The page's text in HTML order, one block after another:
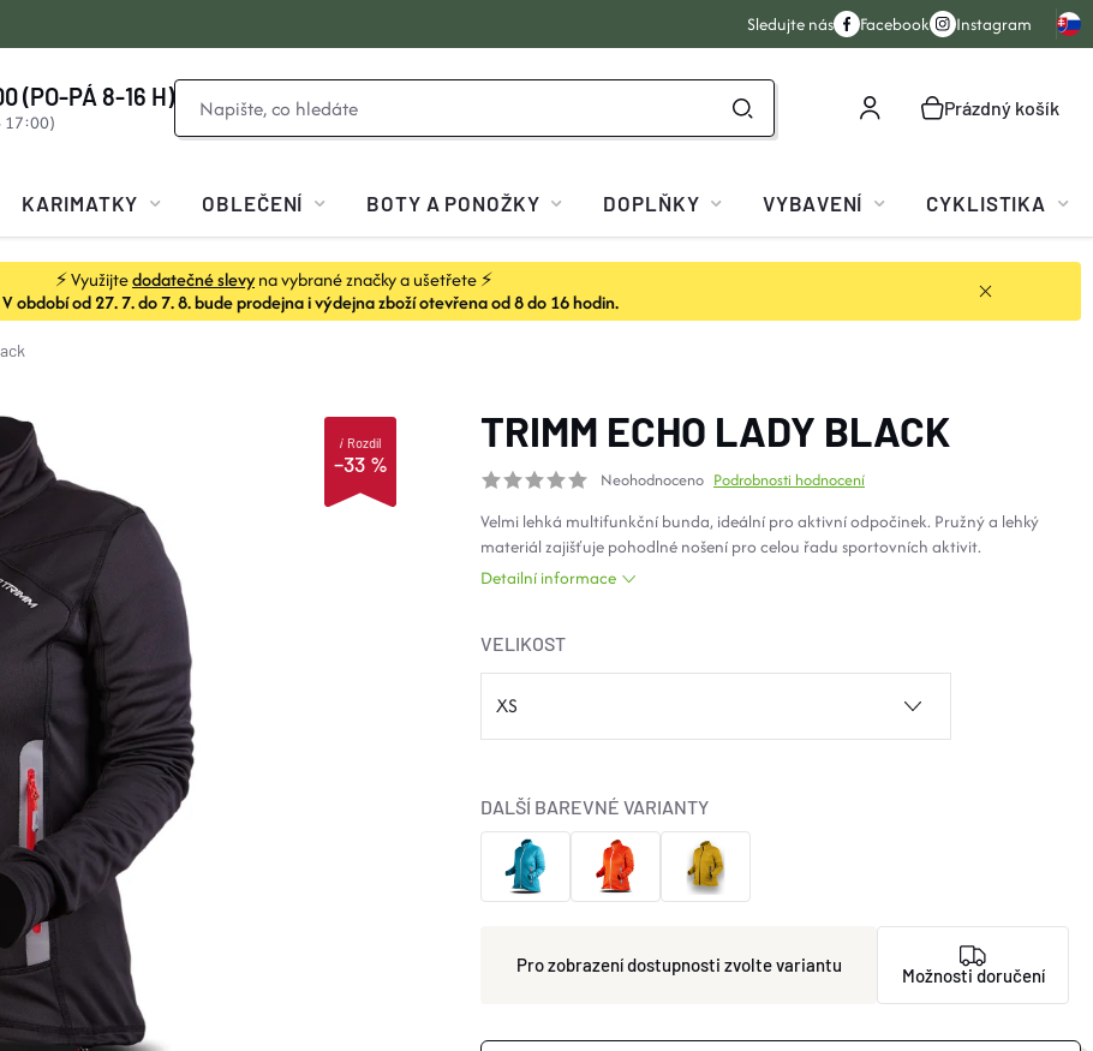
⚡ Využijtedodatečné slevyna vybrané značky a ušetřete ⚡
období od 27. 7. do 7. 8. bude prodejna i výdejna zboží otevřena od 8 do 16 hodin.
Sledujte nás Facebook Instagram
NÁKUPNÍ
Prázdný košík
(PO-PÁ 8-16 H)
KARIMATKY OBLEČENÍ BOTY A PONOŽKY DOPLŇKY VYBAVENÍ CYKLISTIKA
–33 %
iRozdíl TRIMM ECHO LADY BLACK
Neohodnoceno Podrobnosti hodnocení
Velmi lehká multifunkční bunda, ideální pro aktivní odpočinek. Pružný a lehký
materiál zajišťuje pohodlné nošení pro celou řadu sportovních aktivit.
Detailní informace
VELIKOST
zvolte variantu
DALŠÍ BAREVNÉ VARIANTY
Možnosti doručení